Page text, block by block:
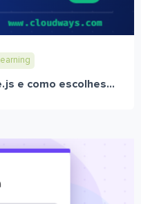
e como escolhes...